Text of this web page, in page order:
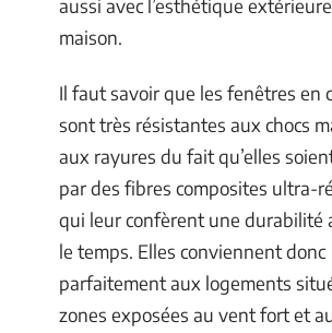
aussi avec l’esthétique
maison.
Il faut savoir que les fenêtres en
sont très résistantes aux chocs
aux rayures du fait qu’elles
par des fibres composites ultra-
qui leur confèrent une durabilité
le temps. Elles conviennent donc
parfaitement aux logements
zones exposées au vent fort et